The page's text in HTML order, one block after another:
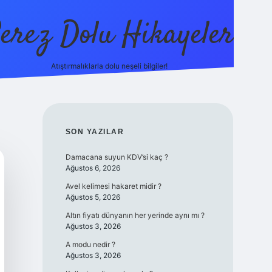
Dolu Hikayeler
Atıştırmalıklarla dolu neşeli bilgiler!
SIDEBAR
SON YAZILAR
Damacana suyun KDV’si kaç ?
Ağustos 6, 2026
Avel kelimesi hakaret midir ?
Ağustos 5, 2026
Altın fiyatı dünyanın her yerinde aynı mı ?
Ağustos 3, 2026
A modu nedir ?
Ağustos 3, 2026